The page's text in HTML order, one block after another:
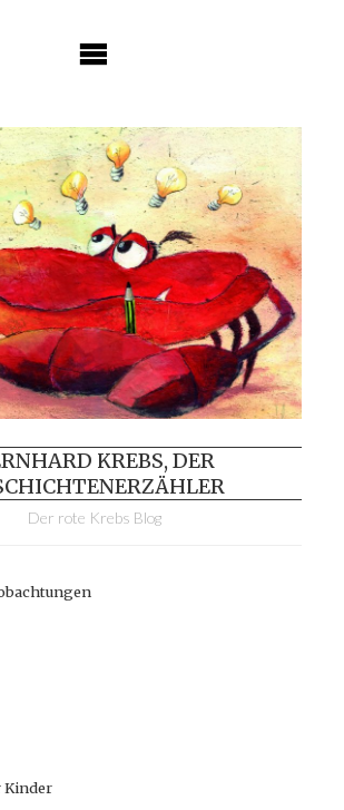
KREBS, DER
Der rote Krebs Blog
Kinder